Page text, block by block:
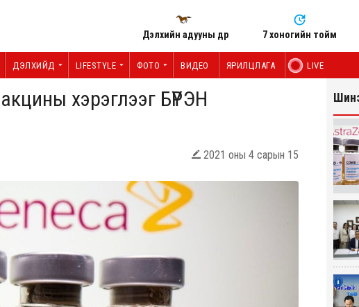
Дэлхийн адууны өдөр 7 хоногийн тойм
ДЭЛХИЙД LIFESTYLE ФОТО ВИДЕО ЯРИЛЦЛАГА LIVE
хэрэглээг БҮРЭН
 2021 оны 4 сарын 15